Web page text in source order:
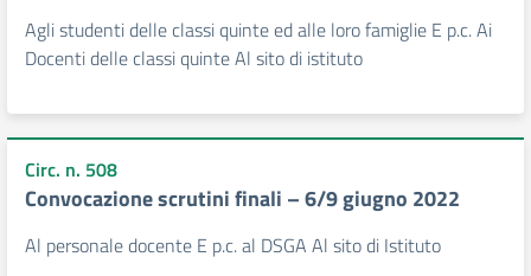
Agli studenti delle classi quinte ed alle loro famiglie E p.c. Ai
Docenti delle classi quinte Al sito di istituto
Circ. n. 508
Convocazione scrutini finali – 6/9 giugno 2022
Al personale docente E p.c. al DSGA Al sito di Istituto